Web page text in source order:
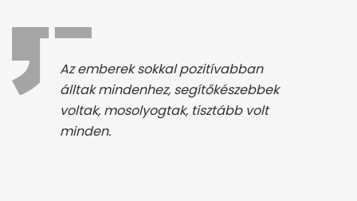
Az emberek sokkal pozitívabban
álltak mindenhez, segítőkészebbek
voltak, mosolyogtak, tisztább volt
minden.